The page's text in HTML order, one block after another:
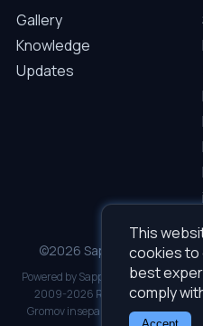
This
cookies to
best
comply
Gallery
Knowledge
Updates
©2026 Sapphire Project
Powered by Sapphire I.C.D.S v3.0.1.
2009-2026 Roman Gromov. All
Gromov inseparably. Inseparable